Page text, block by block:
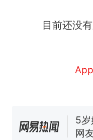
目前还没
交
佛
试
5
网